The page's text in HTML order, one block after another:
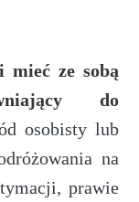
mieć ze sobą
do
osobisty lub
na
prawie